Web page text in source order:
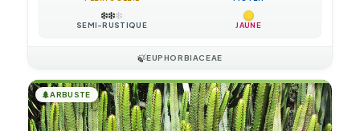
❄️❄️❄️
SEMI-RUSTIQUE JAUNE
🍃EUPHORBIACEAE
🌲ARBUSTE